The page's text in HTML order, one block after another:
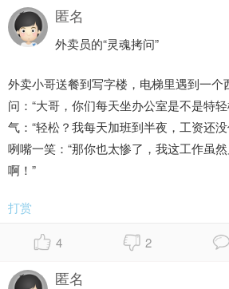
匿名
外卖员的“灵魂拷问”
外卖小哥送餐到写字楼，电梯里遇到一个
问：“大哥，你们每天坐办公室是不是特
气：“轻松？我每天加班到半夜，工资还
咧嘴一笑：“那你也太惨了，我这工作虽
啊！”
打赏
4 2
匿名